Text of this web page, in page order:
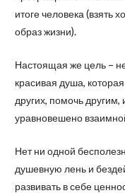
итоге человека (взять
образ жизни).
Настоящая же цель –
красивая душа,
других, помочь другим,
уравновешено
Нет ни одной
душевную лень и
развивать в себе